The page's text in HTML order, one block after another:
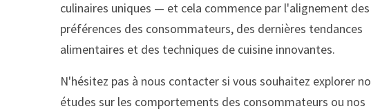
culinaires uniques — et cela commence par l'alignement des
préférences des consommateurs, des dernières tendances
alimentaires et des techniques de cuisine innovantes.
N'hésitez pas à nous contacter si vous souhaitez explorer
études sur les comportements des consommateurs ou nos